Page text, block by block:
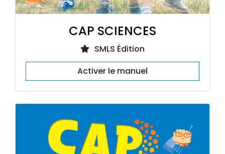
CAP SCIENCES
SMLS Édition
Activer le manuel